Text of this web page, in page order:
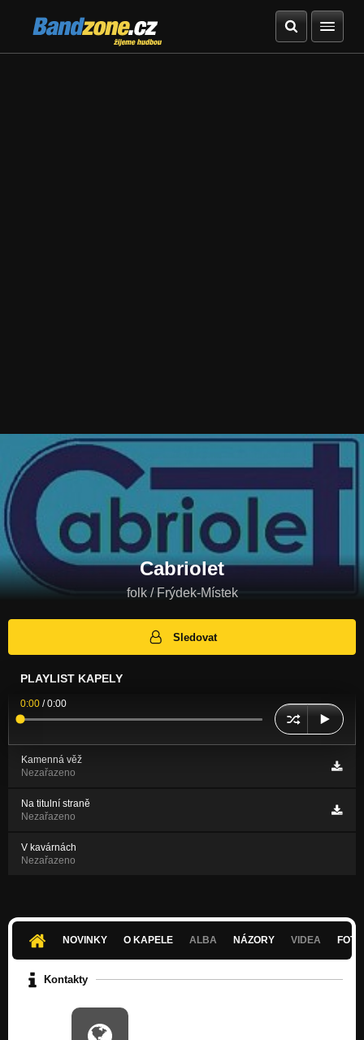
Bandzone.cz
žijeme hudbou
Cabriolet
folk / Frýdek-Místek
Sledovat
PLAYLIST KAPELY
0:00 /0:00
Kamenná věž
Nezařazeno
Na titulní straně
Nezařazeno
V kavárnách
Nezařazeno
NOVINKY O KAPELE ALBA NÁZORY VIDEA
Kontakty